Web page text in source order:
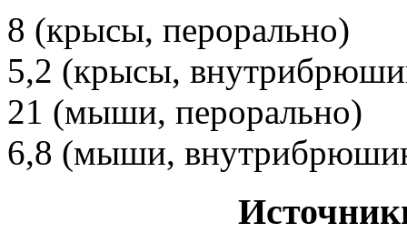
8 (крысы, перорально)
5,2 (крысы,
21 (мыши, перорально)
6,8 (мыши,